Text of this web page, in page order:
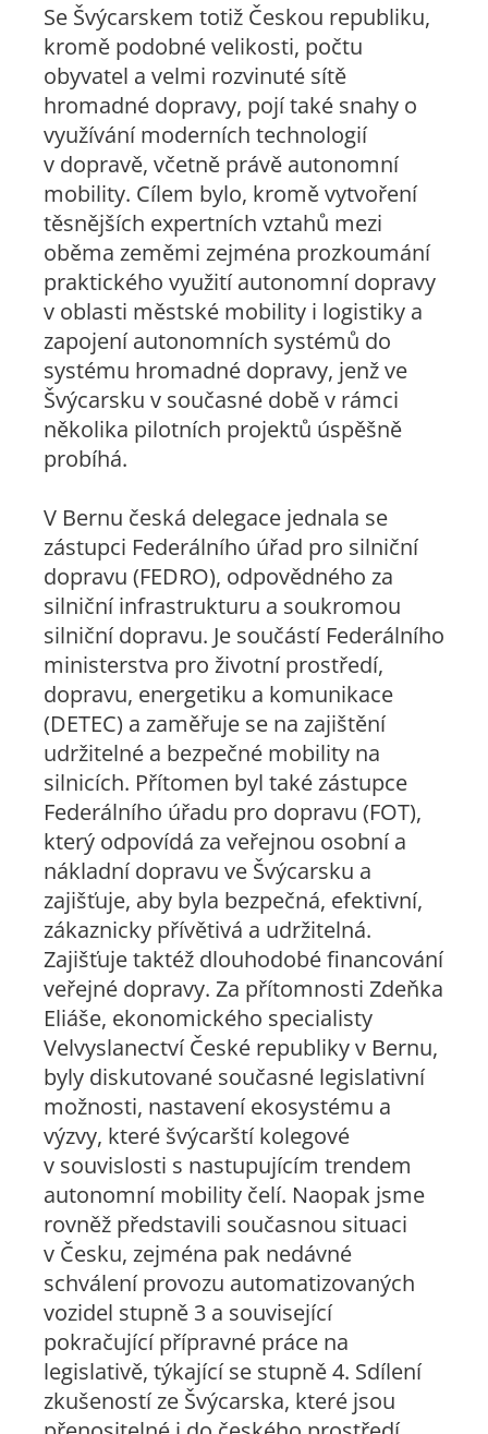
Se Švýcarskem totiž Českou republiku,
kromě podobné velikosti, počtu
obyvatel a velmi rozvinuté sítě
hromadné dopravy, pojí také snahy o
využívání moderních technologií
v dopravě, včetně právě autonomní
mobility. Cílem bylo, kromě vytvoření
těsnějších expertních vztahů mezi
oběma zeměmi zejména prozkoumání
praktického využití autonomní dopravy
v oblasti městské mobility i logistiky a
zapojení autonomních systémů do
systému hromadné dopravy, jenž ve
Švýcarsku v současné době v rámci
několika pilotních projektů úspěšně
probíhá.
V Bernu česká delegace jednala se
zástupci Federálního úřad pro silniční
dopravu (FEDRO), odpovědného za
silniční infrastrukturu a soukromou
silniční dopravu. Je součástí Federálního
ministerstva pro životní prostředí,
dopravu, energetiku a komunikace
(DETEC) a zaměřuje se na zajištění
udržitelné a bezpečné mobility na
silnicích. Přítomen byl také zástupce
Federálního úřadu pro dopravu (FOT),
který odpovídá za veřejnou osobní a
nákladní dopravu ve Švýcarsku a
zajišťuje, aby byla bezpečná, efektivní,
zákaznicky přívětivá a udržitelná.
Zajišťuje taktéž dlouhodobé financování
veřejné dopravy. Za přítomnosti Zdeňka
Eliáše, ekonomického specialisty
Velvyslanectví České republiky v Bernu,
byly diskutované současné legislativní
možnosti, nastavení ekosystému a
výzvy, které švýcarští kolegové
v souvislosti s nastupujícím trendem
autonomní mobility čelí. Naopak jsme
rovněž představili současnou situaci
v Česku, zejména pak nedávné
schválení provozu automatizovaných
vozidel stupně 3 a související
pokračující přípravné práce na
legislativě, týkající se stupně 4. Sdílení
zkušeností ze Švýcarska, které jsou